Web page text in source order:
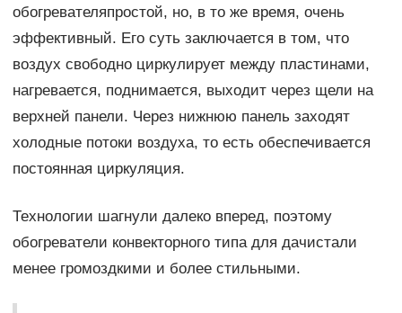
обогревателяпростой, но, в то же время, очень
эффективный. Его суть заключается в том, что
воздух свободно циркулирует между пластинами,
нагревается, поднимается, выходит через щели на
верхней панели. Через нижнюю панель заходят
холодные потоки воздуха, то есть обеспечивается
постоянная циркуляция.
Технологии шагнули далеко вперед, поэтому
обогреватели конвекторного типа для дачистали
менее громоздкими и более стильными.